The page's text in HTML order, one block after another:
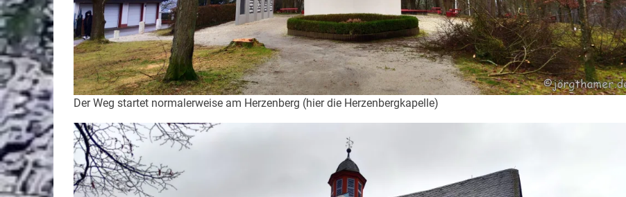
Der Weg startet normalerweise am Herzenberg (hier die Herzenbergkapelle)